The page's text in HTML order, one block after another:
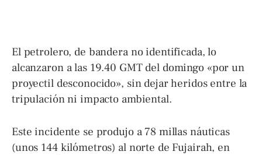
El petrolero, de bandera no identificada, lo
alcanzaron a las 19.40 GMT del domingo «por un
proyectil desconocido», sin dejar heridos entre la
tripulación ni impacto ambiental.
Este incidente se produjo a 78 millas náuticas
(unos 144 kilómetros) al norte de Fujairah, en